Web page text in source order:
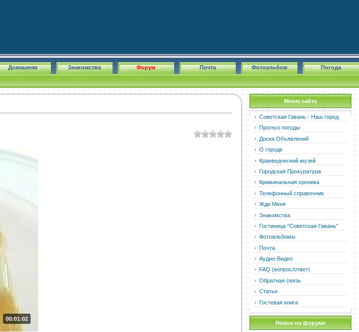
Погода
Фотоальбом
Почта
Форум
Знакомства
Домашняя
00:01:02
Меню сайта
Советская Гавань - Наш город
Прогноз погоды
Доска Объявлений
О городе
Краеведческий музей
Городская Прокуратура
Криминальная хроника
Телефонный справочник
Жди Меня
Знакомства
Гостиница "Советская Гавань"
Фотоальбомы
Почта
Аудио-Видео
FAQ (вопрос/ответ)
Обратная связь
Статьи
Гостевая книга
Новое на форуме